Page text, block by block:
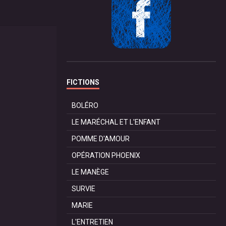
FICTIONS
BOLÉRO
LE MARÉCHAL ET L'ENFANT
POMME D'AMOUR
OPÉRATION PHOENIX
LE MANÈGE
SURVIE
MARIE
L'ENTRETIEN